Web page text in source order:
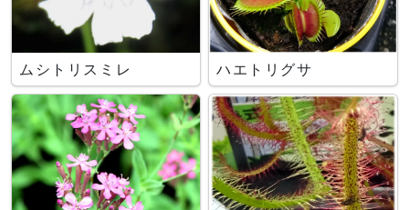
ムシトリスミレ ハエトリグサ